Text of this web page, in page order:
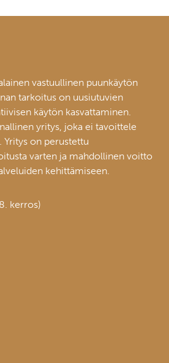
vastuullinen puunkäytön
tarkoitus on uusiutuvien
käytön kasvattaminen.
yritys, joka ei tavoittele
on perustettu
varten ja mahdollinen voitto
kehittämiseen.
kerros)